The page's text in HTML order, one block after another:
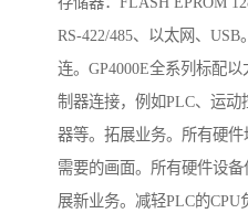
RS-422/485、以太网、
连。GP4000E全系列标配
制器连接，例如PLC、运
器等。拓展业务。所有硬
需要的画面。所有硬件设
展新业务。减轻PLC的CPU